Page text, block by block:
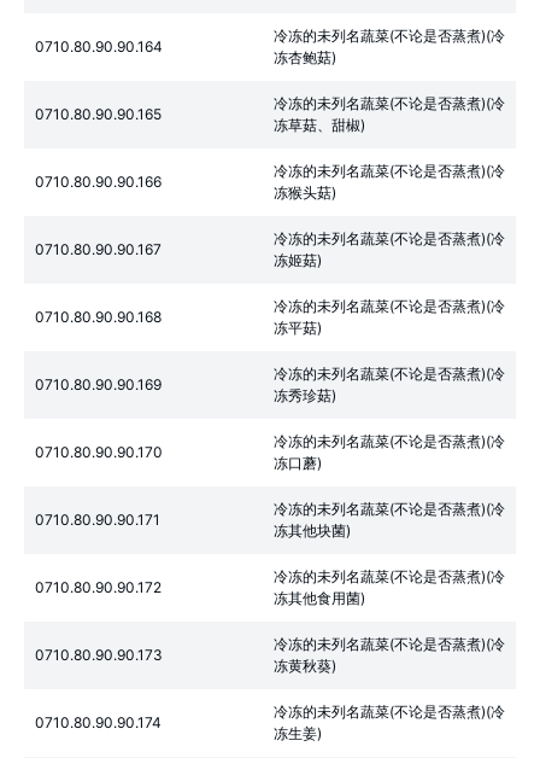
0710.80.90.90.164
冷冻的未列名蔬菜(不论是否蒸煮)(冷
冻杏鲍菇)
0710.80.90.90.165
冷冻的未列名蔬菜(不论是否蒸煮)(冷
冻草菇、甜椒)
0710.80.90.90.166
冷冻的未列名蔬菜(不论是否蒸煮)(冷
冻猴头菇)
0710.80.90.90.167
冷冻的未列名蔬菜(不论是否蒸煮)(冷
冻姬菇)
0710.80.90.90.168
冷冻的未列名蔬菜(不论是否蒸煮)(冷
冻平菇)
0710.80.90.90.169
冷冻的未列名蔬菜(不论是否蒸煮)(冷
冻秀珍菇)
0710.80.90.90.170
冷冻的未列名蔬菜(不论是否蒸煮)(冷
冻口蘑)
0710.80.90.90.171
冷冻的未列名蔬菜(不论是否蒸煮)(冷
冻其他块菌)
0710.80.90.90.172
冷冻的未列名蔬菜(不论是否蒸煮)(冷
冻其他食用菌)
0710.80.90.90.173
冷冻的未列名蔬菜(不论是否蒸煮)(冷
冻黄秋葵)
0710.80.90.90.174
冷冻的未列名蔬菜(不论是否蒸煮)(冷
冻生姜)